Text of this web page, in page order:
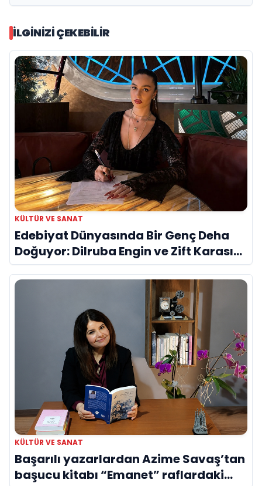
İLGINIZI ÇEKEBILIR
KÜLTÜR VE SANAT
Edebiyat Dünyasında Bir Genç Deha
Doğuyor: Dilruba Engin ve Zift Karası
Evreni ‘AVENOİR’
KÜLTÜR VE SANAT
Başarılı yazarlardan Azime Savaş’tan
başucu kitabı “Emanet” raflardaki